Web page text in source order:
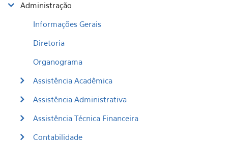
Administração
Informações Gerais
Diretoria
Organograma
Assistência Acadêmica
Assistência Administrativa
Assistência Técnica Financeira
Contabilidade